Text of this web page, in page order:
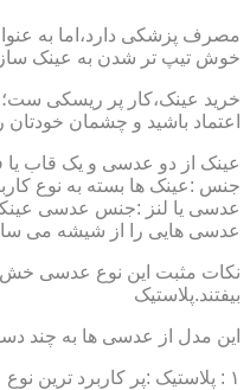
مصرف پزشکی دارد،اما به
خوش تیپ تر شدن به عینک
خرید عینک،کار پر ریسکی ست؛
اعتماد باشید و چشمان
عینک از دو عدسی و یک قاب یا
جنس :عینک ها بسته به نوع
عدسی هایی را از شیشه می
نکات مثبت این نوع عدسی خش
بیفتند.پلاستیک
این مدل از عدسی ها به چند
۱ : پلاستیک :پر کاربرد ترین نوع عدسی در صنعت عینک سازی پلاستیک CR39 میباشد که بسته به نوع پوشش آنها،به انواعی نظیر : پلاستیک ساده،پلاستیک آنتی رفلکس،پلاستیک ضد خش،پلاستیک آب گریز و …..